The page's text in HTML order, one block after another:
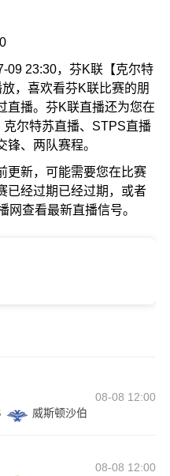
09 23:30，芬K联【克尔特
，喜欢看芬K联比赛的朋
直播。芬K联直播还为您在
尔特苏直播、STPS直播
、两队赛程。
更新，可能需要您在比赛
已经过期已经过期，或者
网查看最新直播信号。
08-08 12:00
威斯顿沙伯
08-08 12:00